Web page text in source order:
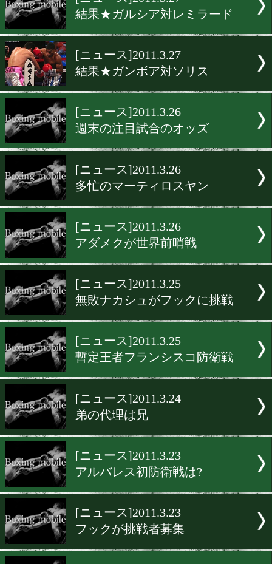
[ニュース]2011.3.27
[ニュース]2011.3.27
結果★モリター対ヌドゥロ
結果★ガルシア対レミラー
[ニュース]2011.3.27
結果★ガンボア対ソリス
[ニュース]2011.3.26
週末の注目試合のオッズ
[ニュース]2011.3.26
[ニュース]2011.3.26
アダメクが世界前哨戦
[ニュース]2011.3.25
無敗ナカシュがフックに挑